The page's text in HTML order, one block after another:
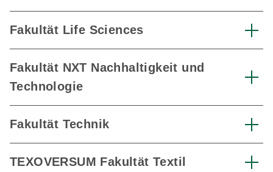
Fakultät Life Sciences
Fakultät NXT Nachhaltigkeit und
Technologie
Fakultät Technik
TEXOVERSUM Fakultät Textil